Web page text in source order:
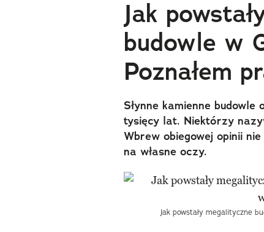
Jak
budowle w
Poznałem
Słynne kamienne budowle
tysięcy lat. Niektórzy
Wbrew obiegowej opinii
na własne oczy.
Jak powstały megalityczne